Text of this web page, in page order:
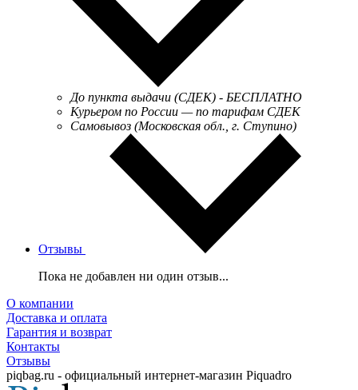
До пункта выдачи (СДЕК) - БЕСПЛАТНО
Курьером по России — по тарифам СДЕК
Самовывоз (Московская обл., г. Ступино)
Отзывы
Пока не добавлен ни один отзыв...
О компании
Доставка и оплата
Гарантия и возврат
Контакты
Отзывы
piqbag.ru - официальный интернет-магазин Piquadro